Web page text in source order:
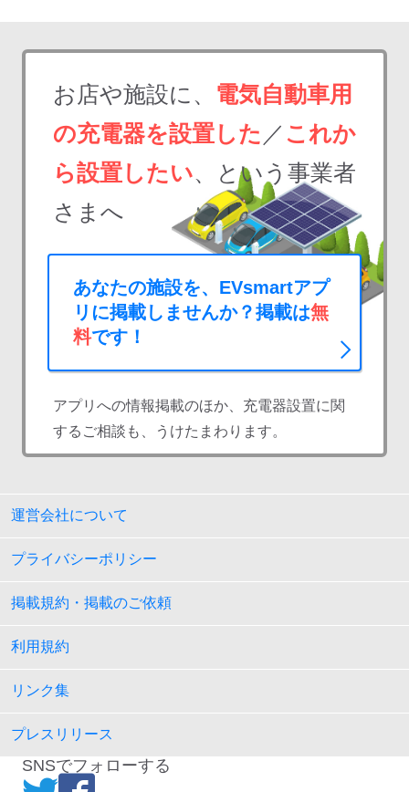
お店や施設に、 電気自動車用
の充電器を設置した ／ これか
ら設置したい、という事業者
さまへ
あなたの施設を、EVsmartアプ
リに掲載しませんか？掲載は無
料です！
アプリへの情報掲載のほか、充電器設置に関
するご相談も、うけたまわります。
運営会社について
プライバシーポリシー
掲載規約・掲載のご依頼
利用規約
リンク集
プレスリリース
SNSでフォローする